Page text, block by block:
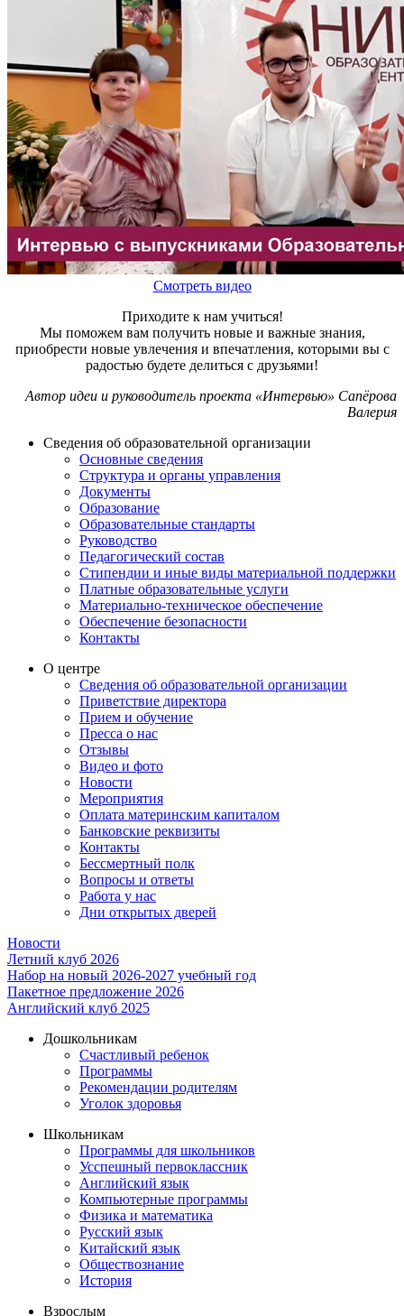
Смотреть видео
Приходите к нам учиться!
Мы поможем вам получить новые и важные знания,
приобрести новые увлечения и впечатления, которыми вы с
радостью будете делиться с друзьями!
Автор идеи и руководитель проекта «Интервью» Сапёрова
Валерия
Сведения об образовательной организации
Основные сведения
Структура и органы управления
Документы
Образование
Образовательные стандарты
Руководство
Педагогический состав
Стипендии и иные виды материальной поддержки
Платные образовательные услуги
Материально-техническое обеспечение
Обеспечение безопасности
Контакты
О центре
Сведения об образовательной организации
Приветствие директора
Прием и обучение
Пресса о нас
Отзывы
Видео и фото
Новости
Мероприятия
Оплата материнским капиталом
Банковские реквизиты
Контакты
Бессмертный полк
Вопросы и ответы
Работа у нас
Дни открытых дверей
Новости
Летний клуб 2026
Набор на новый 2026-2027 учебный год
Пакетное предложение 2026
Английский клуб 2025
Дошкольникам
Счастливый ребенок
Программы
Рекомендации родителям
Уголок здоровья
Школьникам
Программы для школьников
Усспешный первоклассник
Английский язык
Компьютерные программы
Физика и математика
Русский язык
Китайский язык
Обществознание
История
Взрослым